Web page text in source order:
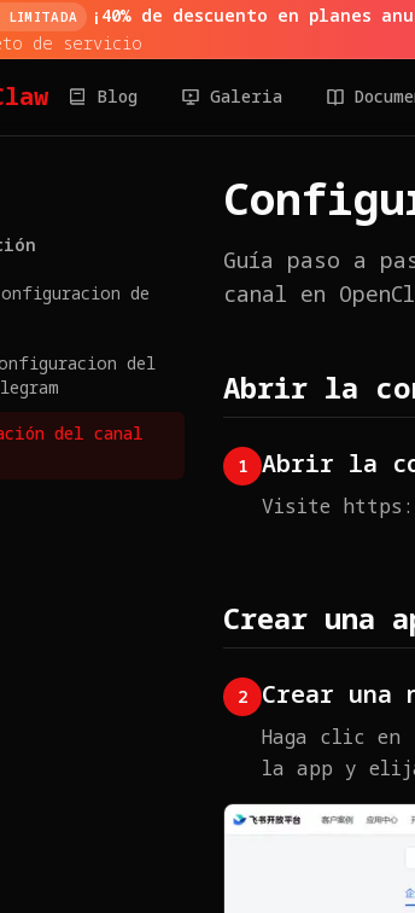
LIMITADA ¡40% de descuento en planes
de servicio
Blog Galeria
de
del
del canal
Guía paso a
canal en
Abrir la
1 Abrir la
Visite
Crear una
2 Crear una
Haga clic en
la app y